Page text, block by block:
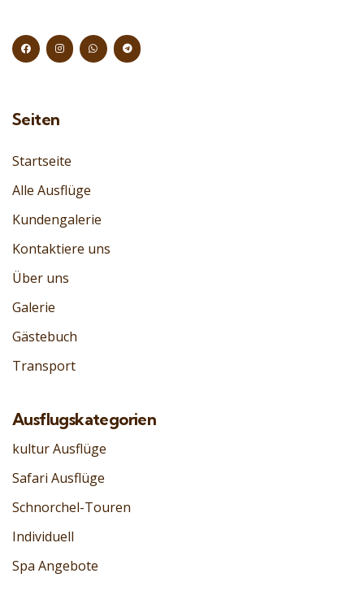
Seiten
Startseite
Alle Ausflüge
Kundengalerie
Kontaktiere uns
Über uns
Galerie
Gästebuch
Transport
Ausflugskategorien
kultur Ausflüge
Safari Ausflüge
Schnorchel-Touren
Individuell
Spa Angebote